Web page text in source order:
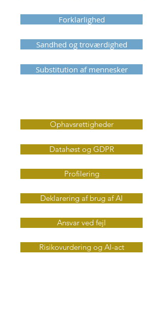
Forklarlighed
Sandhed og troværdighed
Substitution af mennesker
Ophavsrettigheder
Datahøst og GDPR
Profilering
Deklarering af brug af AI
Ansvar ved fejl
Risikovurdering og AI-act